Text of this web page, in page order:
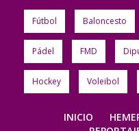
Fútbol Baloncesto
Pádel FMD
Hockey Voleibol
INICIO